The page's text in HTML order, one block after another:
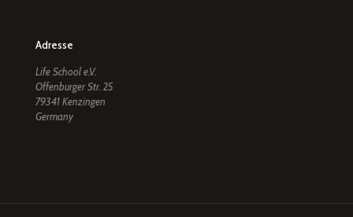
Adresse
Life School e.V.
Offenburger Str. 25
79341 Kenzingen
Germany